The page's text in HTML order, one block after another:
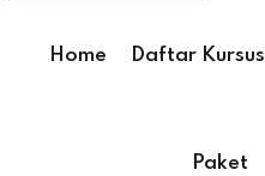
Home Daftar Kursus
Paket